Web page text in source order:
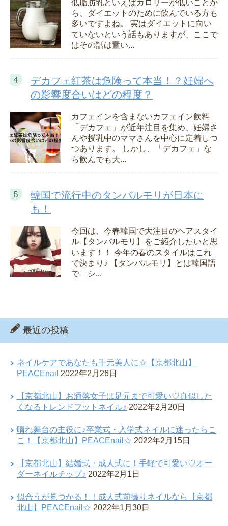
低脂肪乳といえばカロリーが低いことか
ら、ダイエットのために飲んでいる方も
多いですよね。 実はダイエットに向い
ていないという話もありますが、ここで
はその話は置い...
デカフェ紅茶は危険って本当！？妊婦へ
の影響度合いはどの程度？
カフェインを含まないカフェイン飲料
「デカフェ」が近年注目を集め、妊婦さ
んや授乳中のママさんを中心に定着しつ
つあります。 しかし、「デカフェ」な
ら飲んでも大...
韓国で流行中のタンバルモリが日本に
も！
今回は、今春韓国で大注目のヘアスタイ
ル【タンバルモリ】をご紹介したいと思
います！！ 今年の春のスタイルはこれ
で決まり♪ 【タンバルモリ】とは韓国語
で「シ...
最近の投稿
ネイルケアであなたも手元美人に☆【京都北山】
PEACEnail 2022年2月26日
【京都北山】お洒落女子は足元まで可愛い♡真似した
くなるトレンドフットネイル♪ 2022年2月20日
晴れ舞台の主役に♪卒業式・入学式ネイルに迷ったらこ
こ！【京都北山】PEACEnail☆ 2022年2月15日
【京都北山】結婚式・成人式に！手軽で可愛い♡オー
ダーネイルチップ♪ 2022年2月1日
似合うが見つかる！！成人式前撮りネイルなら【京都
北山】PEACEnail☆ 2022年1月30日